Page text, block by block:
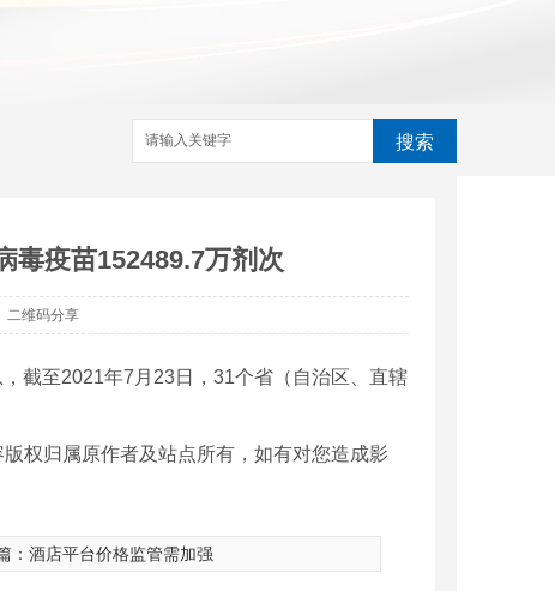
搜索
毒疫苗152489.7万剂次
二维码分享
截至2021年7月23日，31个省（自治区、直辖
权归属原作者及站点所有，如有对您造成影
： 酒店平台价格监管需加强